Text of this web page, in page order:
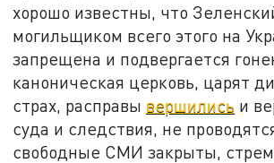
хорошо известны, что
могильщиком всего этого на
запрещена и подвергается
каноническая церковь, царят
страх, расправы вершились и
суда и следствия, не
свободные СМИ закрыты,